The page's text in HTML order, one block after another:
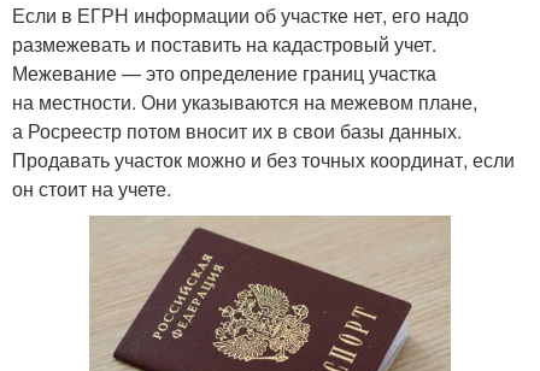
Если в ЕГРН информации об участке нет, его надо
размежевать и поставить на кадастровый учет.
Межевание — это определение границ участка
на местности. Они указываются на межевом плане,
а Росреестр потом вносит их в свои базы данных.
Продавать участок можно и без точных координат, если
он стоит на учете.